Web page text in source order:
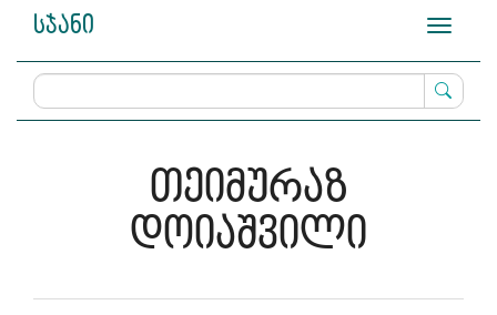
Main
Navigation
Main
Sidebar
Toggle
სჯანი
თეიმურაზ
დოიაშვილი